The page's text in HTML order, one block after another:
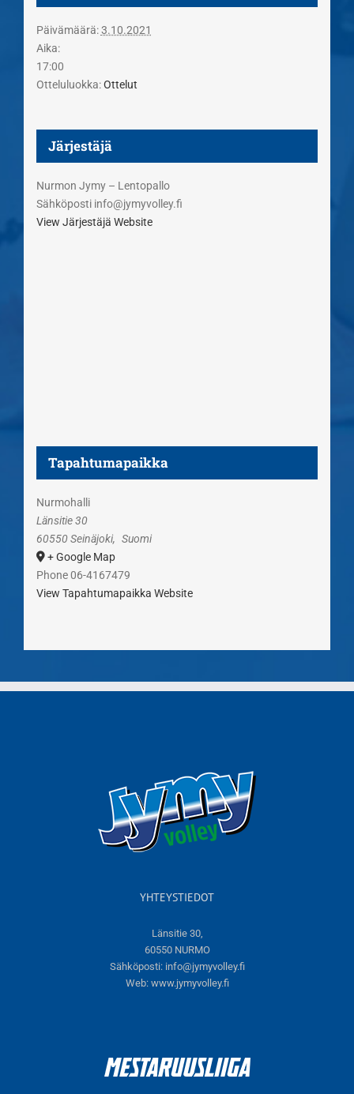
Päivämäärä: 3.10.2021
Aika:
17:00
Otteluluokka: Ottelut
Järjestäjä
Nurmon Jymy – Lentopallo
Sähköposti info@jymyvolley.fi
View Järjestäjä Website
Tapahtumapaikka
Nurmohalli
Länsitie 30
60550 Seinäjoki, Suomi
+ Google Map
Phone 06-4167479
View Tapahtumapaikka Website
YHTEYSTIEDOT
Länsitie 30,
60550 NURMO
Sähköposti: info@jymyvolley.fi
Web: www.jymyvolley.fi